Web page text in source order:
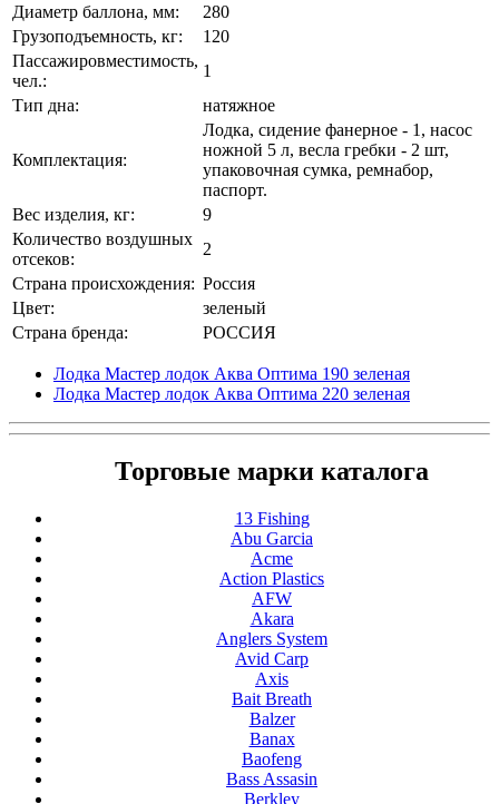
Диаметр баллона, мм:
280
Грузоподъемность, кг:
120
Пассажировместимость,
чел.:
1
Тип дна:
натяжное
Комплектация:
Лодка, сидение фанерное - 1, насос
ножной 5 л, весла гребки - 2 шт,
упаковочная сумка, ремнабор,
паспорт.
Вес изделия, кг:
9
Количество воздушных
отсеков:
2
Страна происхождения: Россия
Цвет:
зеленый
Страна бренда:
РОССИЯ
Лодка Мастер лодок Аква Оптима 190 зеленая
Лодка Мастер лодок Аква Оптима 220 зеленая
Торговые марки каталога
13 Fishing
Abu Garcia
Acme
Action Plastics
AFW
Akara
Anglers System
Avid Carp
Axis
Bait Breath
Balzer
Banax
Baofeng
Bass Assasin
Berkley